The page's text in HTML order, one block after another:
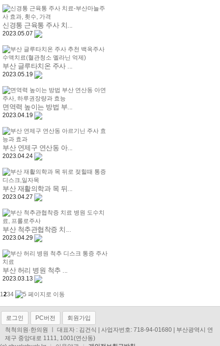
신경통 근육통 주사 치...
2023.05.07
부산 글루타치온 주사 ...
2023.05.19
면역력 높이는 방법 부...
2023.04.19
부산 연제구 연산동 아...
2023.04.24
부산 재활의학과 목 뒤...
2023.04.27
부산 척추관협착증 치...
2023.04.29
부산 허리 병원 척추 ...
2023.03.13
1 234
로그인 PC버전
회원가입
척척의원·한의원 ㅣ 대표자 : 김건식 | 사업자번호: 718-94-01680 | 부산광역시 연
제구 중앙대로 1111, 1001(연산동)